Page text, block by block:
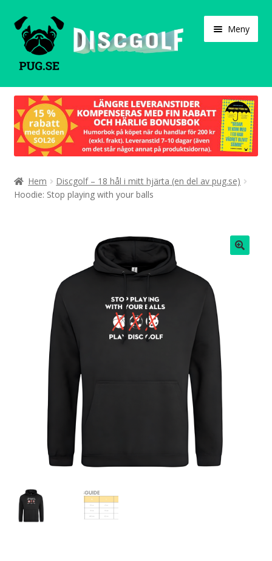
Hoppa
till
navigering
Hoppa
till
innehåll
Meny
Varukorg
Våra produkter
Designa själv!
Böcker
Hem
Discgolf – 18 hål i mitt hjärta (en del av pug.se)
Hoodie: Stop playing with your balls